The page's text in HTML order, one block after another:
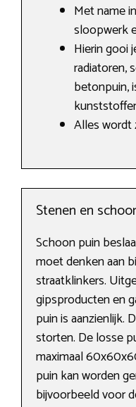
Met name
sloopwerk
Hierin gooi
radiatoren,
betonpuin,
Alles wordt
Stenen en
Schoon puin
moet denken aan
straatklinkers.
gipsproducten en
puin is aanzienlijk.
storten. De losse
maximaal
puin kan worden
bijvoorbeeld voor